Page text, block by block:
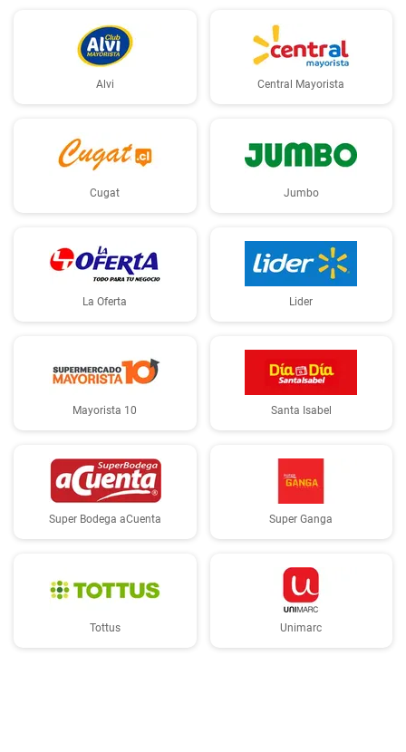
Alvi Central Mayorista
Cugat Jumbo
La Oferta Lider
Mayorista 10 Santa Isabel
Super Bodega aCuenta Super Ganga
Tottus Unimarc